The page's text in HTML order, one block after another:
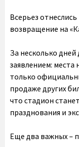
Всерьез
возвращение на
За несколько
заявлением: места
только
продаже других
что стадион
празднования и
Еще два важных –